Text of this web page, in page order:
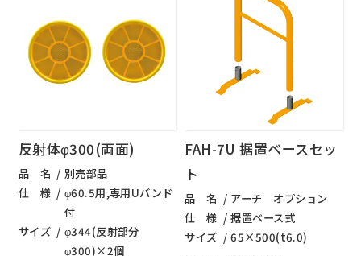
反射体φ300(両面)
品 名
別売部品
仕 様
φ60.5用,専用Uバンド
付
サイズ
φ344(反射部分
φ300)×2個
FAH-7U 据置ベースセッ
ト
品 名
アーチ オプション
仕 様
据置ベース式
サイズ
65×500(t6.0)